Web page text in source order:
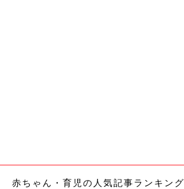
赤ちゃん・育児の人気記事ランキング